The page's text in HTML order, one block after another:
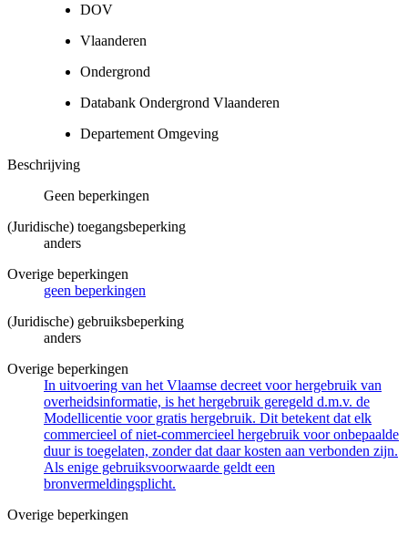
DOV
Vlaanderen
Ondergrond
Databank Ondergrond Vlaanderen
Departement Omgeving
Beschrijving
Geen beperkingen
(Juridische) toegangsbeperking
anders
Overige beperkingen
geen beperkingen
(Juridische) gebruiksbeperking
anders
Overige beperkingen
In uitvoering van het Vlaamse decreet voor hergebruik van
overheidsinformatie, is het hergebruik geregeld d.m.v. de
Modellicentie voor gratis hergebruik. Dit betekent dat elk
commercieel of niet-commercieel hergebruik voor onbepaalde
duur is toegelaten, zonder dat daar kosten aan verbonden zijn.
Als enige gebruiksvoorwaarde geldt een
bronvermeldingsplicht.
Overige beperkingen